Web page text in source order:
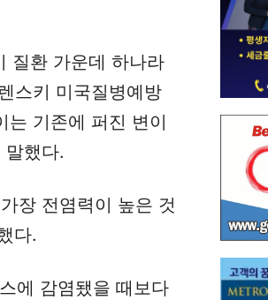
질환 가운데 하나라
스키 미국질병예방
는 기존에 퍼진 변이
말했다.
장 전염력이 높은 것
다.
에 감염됐을 때보다